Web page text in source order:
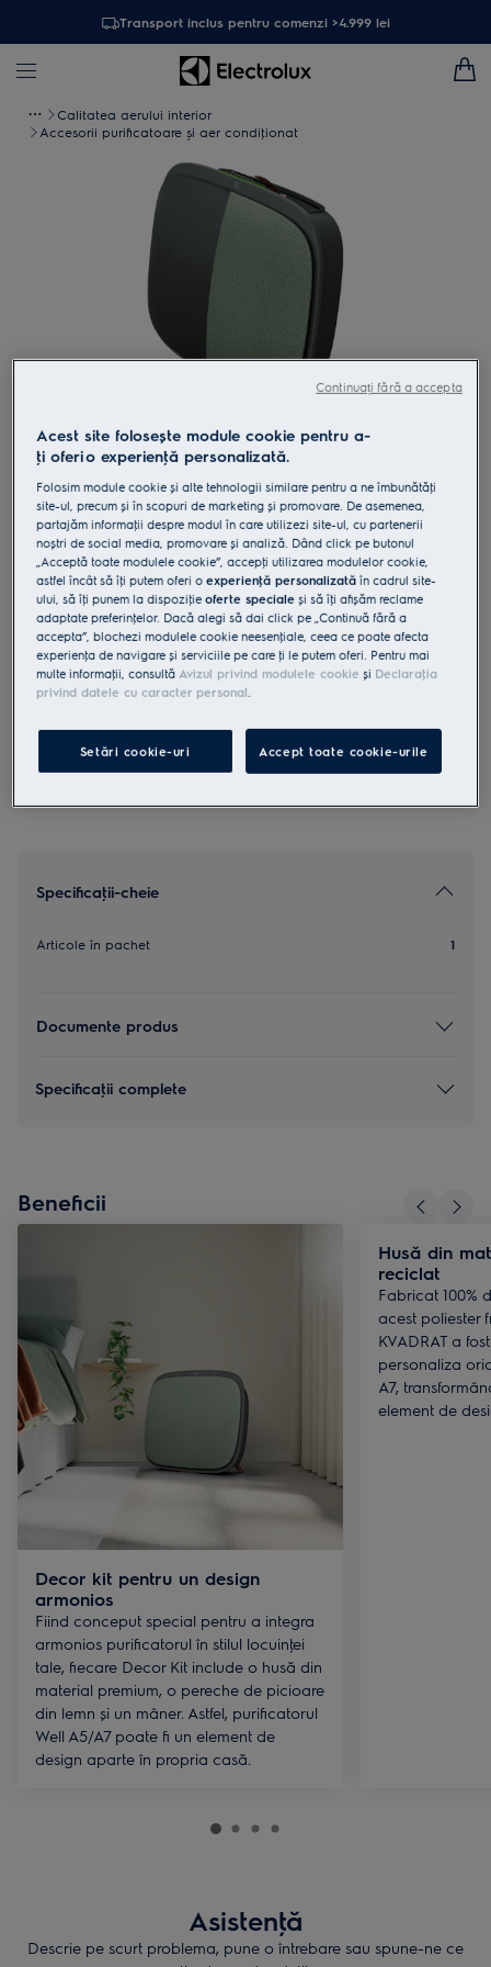
Transport inclus pentru comenzi >4.999 lei
Calitatea aerului interior
Accesorii purificatoare și aer condiţionat
Atinge pentru zoom
EKITW1
Decor Kit cu husă din material
textil, mâner și picioare din lemn
pentru purificatorul de aer WELL A5
și A7 (model pădure nordică)
5 (2)
Beneficii
Specificaţii-cheie
Articole în pachet 1
Documente produs
Specificaţii complete
Beneficii
Decor kit pentru un design
armonios
Fiind conceput special pentru a integra
armonios purificatorul în stilul locuinţei
tale, fiecare Decor Kit include o husă din
material premium, o pereche de picioare
din lemn și un mâner. Astfel, purificatorul
Well A5/A7 poate fi un element de
design aparte în propria casă.
Husă din
reciclat
Fabricat 100%
acest poliester
KVADRAT a
personaliza
A7,
element de
Asistenţă
Descrie pe scurt problema, pune o întrebare sau spune-ne ce
Acest site folosește module cookie pentru a-
ţi oferi o experienţă personalizată.
Folosim module cookie și alte tehnologii similare pentru a ne îmbunătăţi
site-ul, precum și în scopuri de marketing și promovare. De asemenea,
partajăm informaţii despre modul în care utilizezi site-ul, cu partenerii
noștri de social media, promovare și analiză. Dând click pe butonul
„Acceptă toate modulele cookie”, accepţi utilizarea modulelor cookie,
astfel încât să îţi putem oferi oexperienţă personalizată în cadrul site-
ului, să îţi punem la dispoziţieoferte speciale și să îţi afișăm reclame
adaptate preferinţelor. Dacă alegi să dai click pe „Continuă fără a
accepta”, blochezi modulele cookie neesenţiale, ceea ce poate afecta
experienţa de navigare și serviciile pe care ţi le putem oferi. Pentru mai
multe informaţii, consultă Avizul privind modulele cookie și Declaraţia
privind datele cu caracter personal.
Setări cookie-uri Accept toate cookie-urile
Continuați fără a accepta